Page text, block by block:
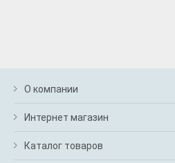
О компании
Интернет магазин
Каталог товаров